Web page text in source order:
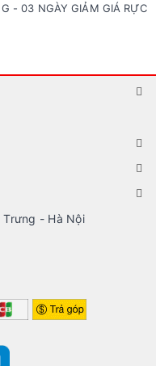
- 03 NGÀY GIẢM GIÁ RỰC
Trưng - Hà Nội